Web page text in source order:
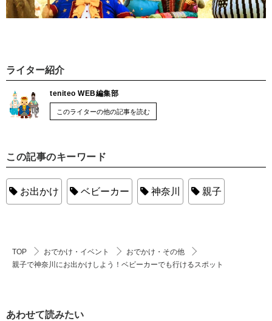
ライター紹介
teniteo WEB編集部
このライターの他の記事を読む
この記事のキーワード
お出かけ ベビーカー 神奈川 親子
TOP おでかけ・イベント
おでかけ・その他
親子で神奈川にお出かけしよう！ベビーカーでも行けるスポット
あわせて読みたい